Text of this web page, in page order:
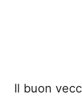
Il buon